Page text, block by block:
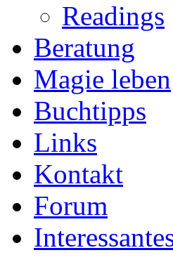
Readings
Beratung
Magie leben
Buchtipps
Links
Kontakt
Forum